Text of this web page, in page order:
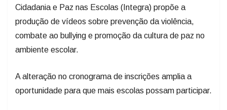
Cidadania e Paz nas Escolas (Integra) propõe a
produção de vídeos sobre prevenção da violência,
combate ao bullying e promoção da cultura de paz no
ambiente escolar.
A alteração no cronograma de inscrições amplia a
oportunidade para que mais escolas possam participar.